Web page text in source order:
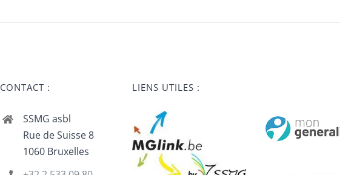
CONTACT :
SSMG asbl
Rue de Suisse 8
1060 Bruxelles
LIENS UTILES :